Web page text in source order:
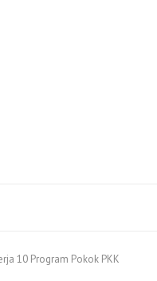
10 Program Pokok PKK